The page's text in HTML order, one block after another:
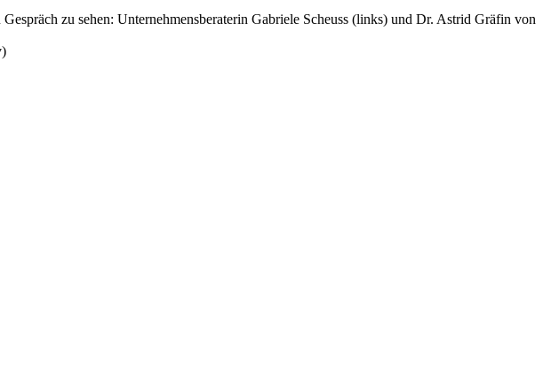
zu sehen: Unternehmensberaterin Gabriele Scheuss (links) und Dr. Astrid Gräfin von